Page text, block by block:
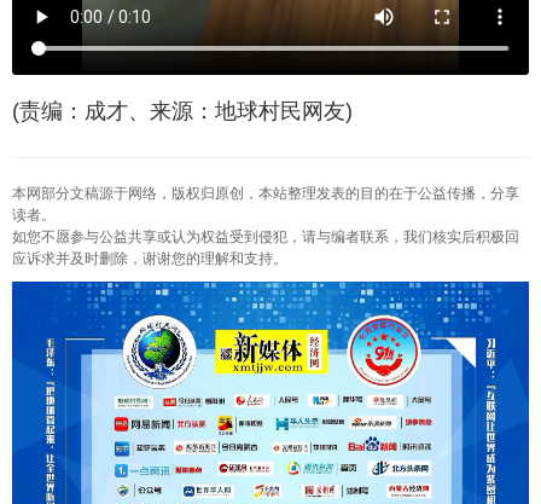
(责编：成才、来源：地球村民网友)
本网部分文稿源于网络，版权归原创，本站整理发表的目的在于公益传播，分享
读者。
如您不愿参与公益共享或认为权益受到侵犯，请与编者联系，我们核实后积极回
应诉求并及时删除，谢谢您的理解和支持。